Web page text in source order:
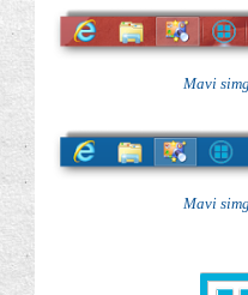
Mavi
Mavi